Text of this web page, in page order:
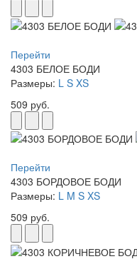
Перейти
4303 БЕЛОЕ БОДИ
Размеры: L S XS
509 руб.
Перейти
4303 БОРДОВОЕ БОДИ
Размеры: L M S XS
509 руб.